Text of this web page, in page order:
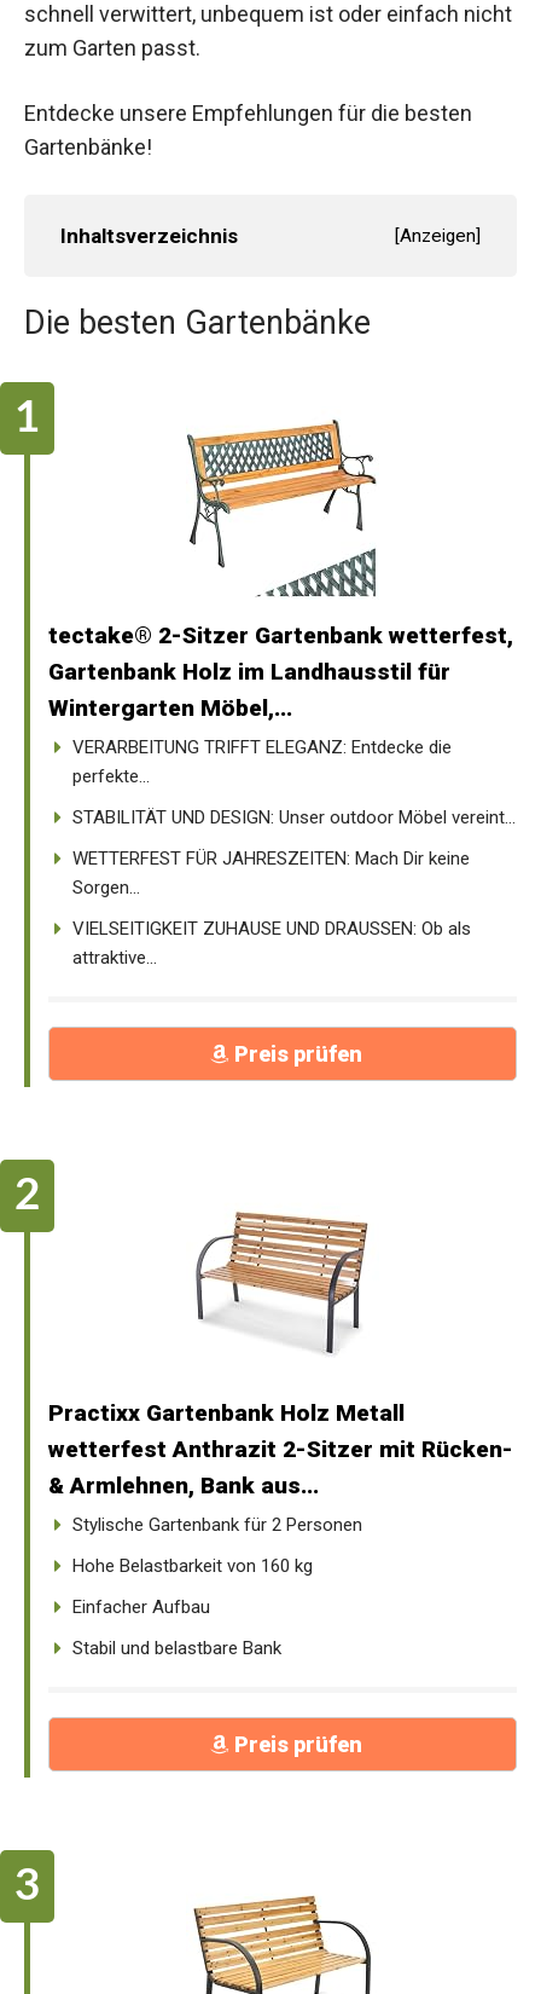
schnell verwittert, unbequem ist oder einfach nicht
zum Garten passt.
Entdecke unsere Empfehlungen für die besten
Gartenbänke!
Inhaltsverzeichnis [Anzeigen]
Die besten Gartenbänke
tectake® 2-Sitzer Gartenbank wetterfest,
Gartenbank Holz im Landhausstil für
Wintergarten Möbel,...
VERARBEITUNG TRIFFT ELEGANZ: Entdecke die
perfekte...
STABILITÄT UND DESIGN: Unser outdoor Möbel vereint...
WETTERFEST FÜR JAHRESZEITEN: Mach Dir keine
Sorgen...
VIELSEITIGKEIT ZUHAUSE UND DRAUSSEN: Ob als
attraktive...
Preis prüfen
Practixx Gartenbank Holz Metall
wetterfest Anthrazit 2-Sitzer mit Rücken-
& Armlehnen, Bank aus...
Stylische Gartenbank für 2 Personen
Hohe Belastbarkeit von 160 kg
Einfacher Aufbau
Stabil und belastbare Bank
Preis prüfen